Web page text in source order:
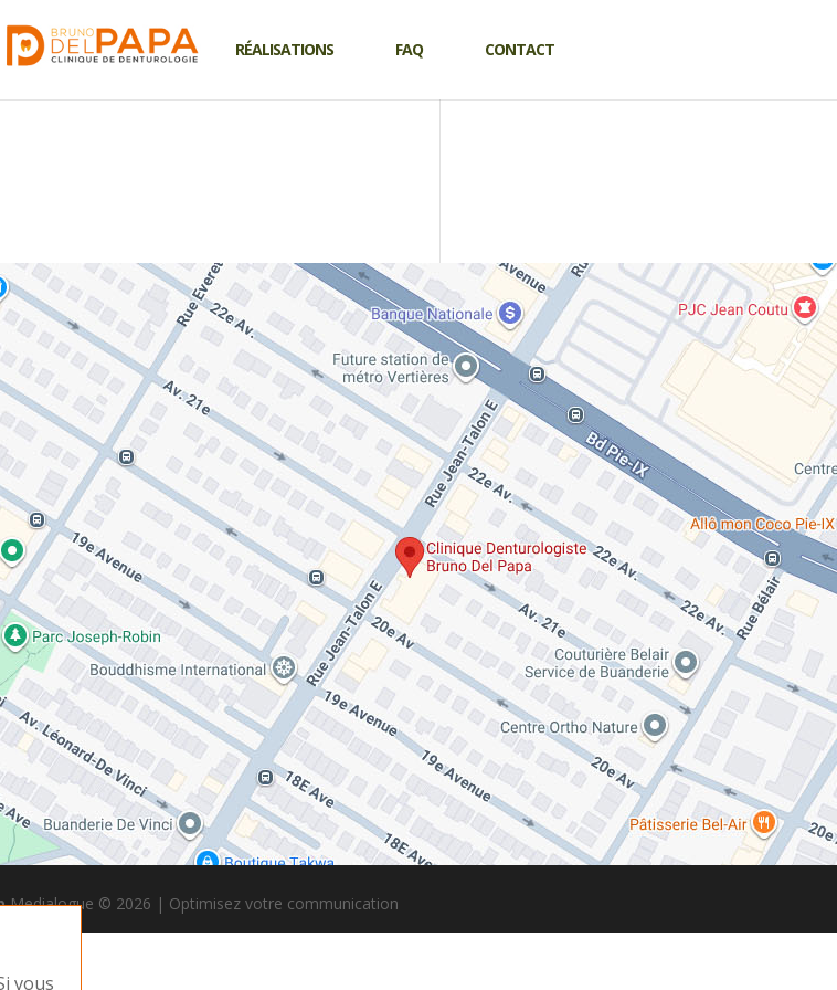
RÉALISATIONS FAQ CONTACT
Medialogue © 2026 | Optimisez votre communication
vous